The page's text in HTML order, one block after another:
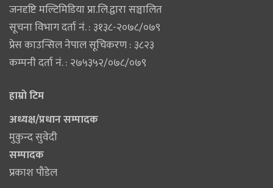
जनदृष्टि मल्टिमिडिया प्रा.लि.द्वारा सञ्चालित
सूचना विभाग दर्ता नं. : ३१३८-२०७८/०७९
प्रेस काउन्सिल नेपाल सूचिकरण : ३८२३
कम्पनी दर्ता नं. : २७५३५२/०७८/०७९
हाम्राे टिम
अध्यक्ष/प्रधान सम्पादक
मुकुन्द सुवेदी
सम्पादक
प्रकाश पौडेल